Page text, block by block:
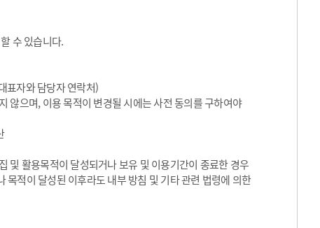
수 있습니다.
표자와 담당자 연락처)
않으며, 이용 목적이 변경될 시에는 사전 동의를 구하여야
및 활용목적이 달성되거나 보유 및 이용기간이 종료한 경우
적이 달성된 이후라도 내부 방침 및 기타 관련 법령에 의한